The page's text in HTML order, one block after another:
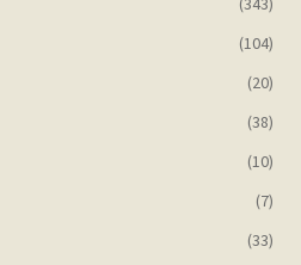
(104)
(20)
(38)
(10)
(7)
(33)